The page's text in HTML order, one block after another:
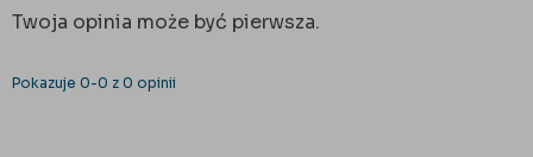
Twoja opinia może być pierwsza.
Pokazuje 0-0 z 0 opinii